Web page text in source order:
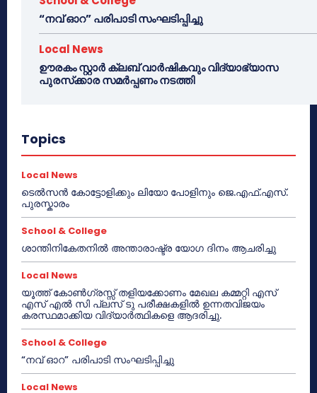
“നവ് ഓറ” പരിപാടി സംഘടിപ്പിച്ചു
Local News
ഊരകം സ്റ്റാർ ക്ലബ് വാർഷികവും വിദ്യാഭ്യാസ
പുരസ്‌ക്കാര സമർപ്പണം നടത്തി
Topics
Local News
ടെൽസൻ കോട്ടോളിക്കും ലിയോ പോളിനും ജെ.എഫ്.എസ്.
പുരസ്കാരം
School & College
ശാന്തിനികേതനിൽ അന്താരാഷ്ട്ര യോഗ ദിനം ആചരിച്ചു
Local News
യൂത്ത് കോൺഗ്രസ്സ് തളിയക്കോണം മേഖല കമ്മറ്റി എസ്
എസ് എൽ സി പ്ലസ് ടു പരീക്ഷകളിൽ ഉന്നതവിജയം
കരസ്ഥമാക്കിയ വിദ്യാർത്ഥികളെ ആദരിച്ചു.
School & College
“നവ് ഓറ” പരിപാടി സംഘടിപ്പിച്ചു
Local News